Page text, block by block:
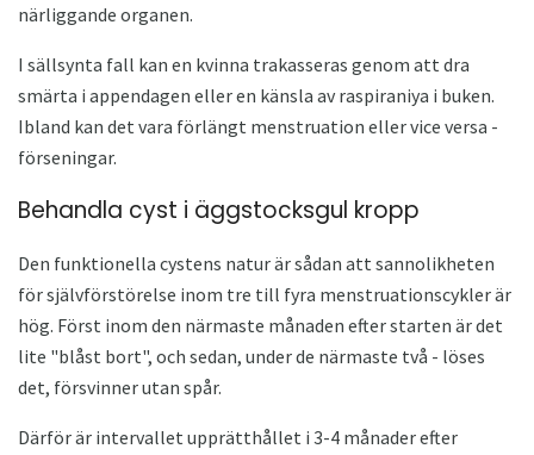
närliggande organen.
I sällsynta fall kan en kvinna trakasseras genom att dra
smärta i appendagen eller en känsla av raspiraniya i buken.
Ibland kan det vara förlängt menstruation eller vice versa -
förseningar.
Behandla cyst i äggstocksgul kropp
Den funktionella cystens natur är sådan att sannolikheten
för självförstörelse inom tre till fyra menstruationscykler är
hög. Först inom den närmaste månaden efter starten är det
lite "blåst bort", och sedan, under de närmaste två - löses
det, försvinner utan spår.
Därför är intervallet upprätthållet i 3-4 månader efter